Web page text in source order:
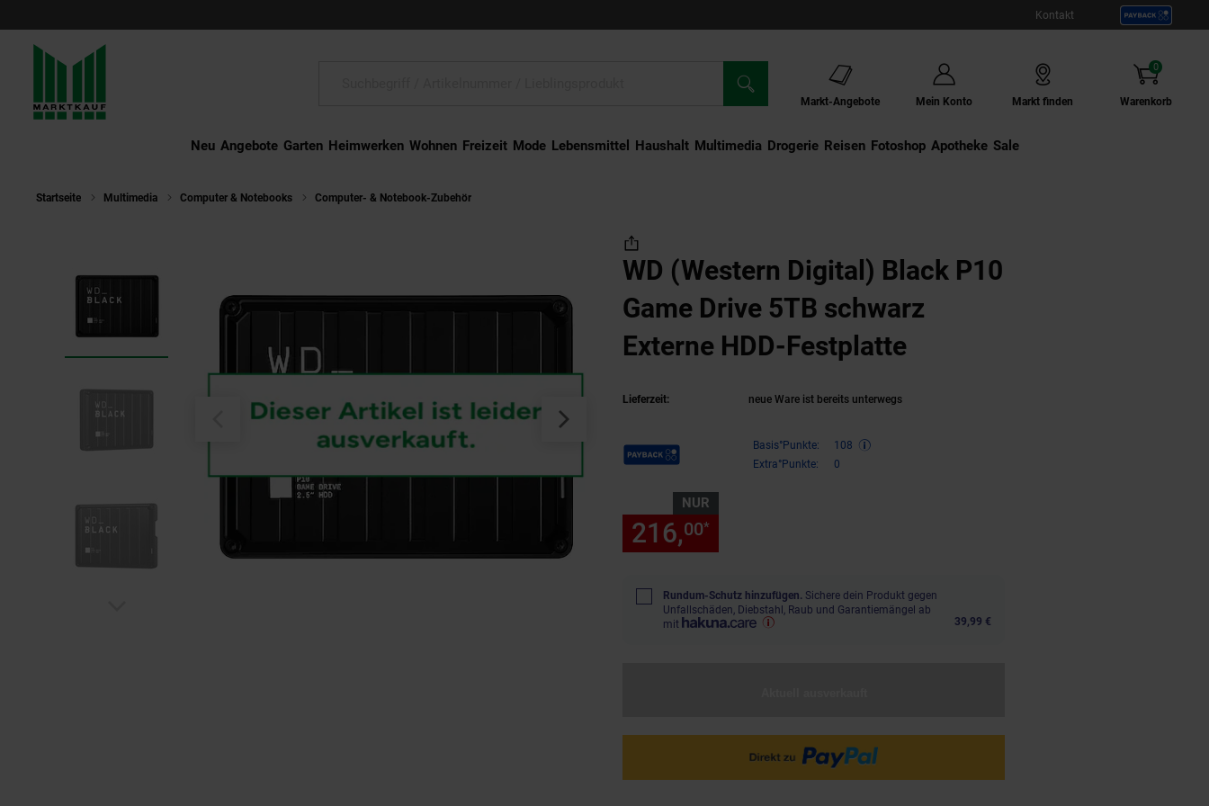
Kontakt
Markt-Angebote Mein Konto Markt finden Warenkorb
0
Artikel
Neu Angebote Garten Heimwerken Wohnen Freizeit Mode Lebensmittel Haushalt Multimedia Drogerie Externer Link:
Reisen Externer Link:
Fotoshop Externer Link:
Apotheke Sale
Startseite Multimedia Computer & Notebooks Computer- & Notebook-Zubehör
WD (Western Digital) Black P10
Game Drive 5TB schwarz
Externe HDD-Festplatte
Lieferzeit: neue Ware ist bereits unterwegs
Payback Punkte Basis°Punkte:
108
Extra°Punkte:
0
NUR
216,00*
Rundum-Schutz hinzufügen. Sichere dein Produkt gegen
Unfallschäden, Diebstahl, Raub und Garantiemängel ab
mit
39,99 €